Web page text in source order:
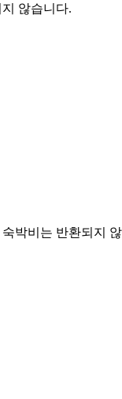
않습니다.
박비는 반환되지